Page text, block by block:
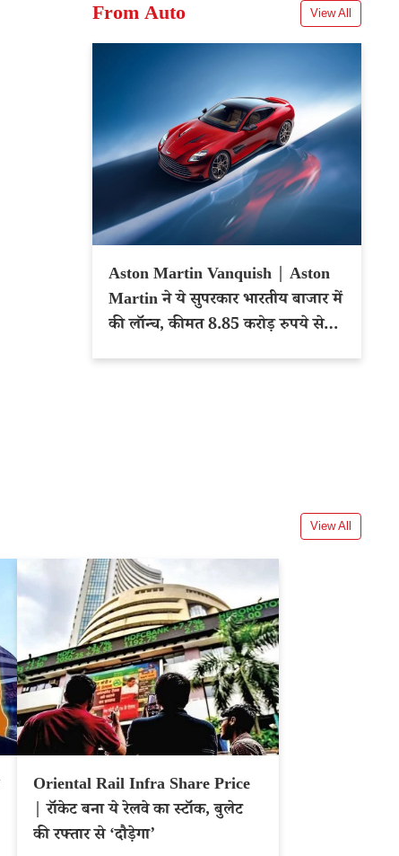
From Auto View All
Aston Martin Vanquish | Aston
Martin ने ये सुपरकार भारतीय बाजार में
की लॉन्च, कीमत 8.85 करोड़ रुपये से
View All
Oriental Rail Infra Share Price
| रॉकेट बना ये रेलवे का स्टॉक, बुलेट
की रफ्तार से ‘दौड़ेगा’